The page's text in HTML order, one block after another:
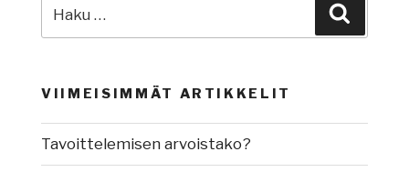
VIIMEISIMMÄT ARTIKKELIT
Tavoittelemisen arvoistako?